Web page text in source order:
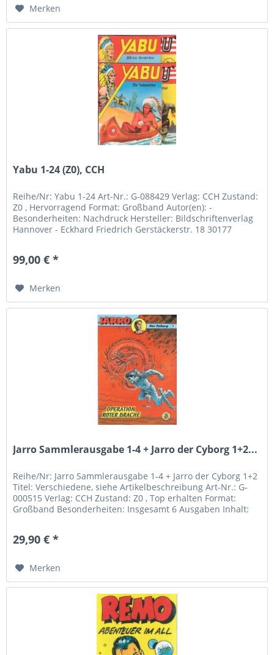
Merken
Yabu 1-24 (Z0), CCH
Reihe/Nr: Yabu 1-24 Art-Nr.: G-088429 Verlag: CCH Zustand:
Z0 , Hervorragend Format: Großband Autor(en): -
Besonderheiten: Nachdruck Hersteller: Bildschriftenverlag
Hannover - Eckhard Friedrich Gerstäckerstr. 18 30177
99,00 € *
Merken
Jarro Sammlerausgabe 1-4 + Jarro der Cyborg 1+2...
Reihe/Nr: Jarro Sammlerausgabe 1-4 + Jarro der Cyborg 1+2
Titel: Verschiedene, siehe Artikelbeschreibung Art-Nr.: G-
000515 Verlag: CCH Zustand: Z0 , Top erhalten Format:
Großband Besonderheiten: Insgesamt 6 Ausgaben Inhalt:
29,90 € *
Merken